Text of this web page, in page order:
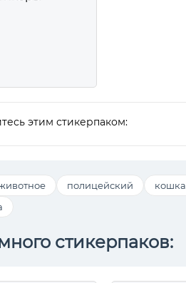
этим стикерпаком:
полицейский кошка
стикерпаков: